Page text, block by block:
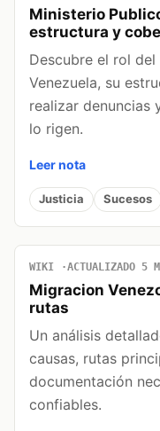
Ministerio
estructura y
Descubre el rol
Venezuela, su
realizar denuncias
lo rigen.
Leer nota
Justicia Sucesos
WIKI ACTUALIZADO 5
Migracion
rutas
Un análisis
causas, rutas
documentación
confiables.